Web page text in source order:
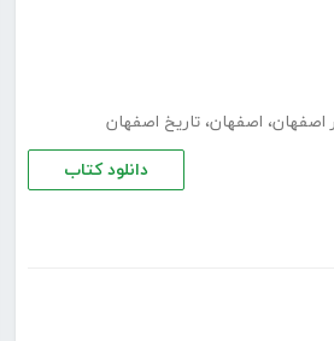
اصفهان، اصفهان، تاریخ اصفهان
دانلود کتاب